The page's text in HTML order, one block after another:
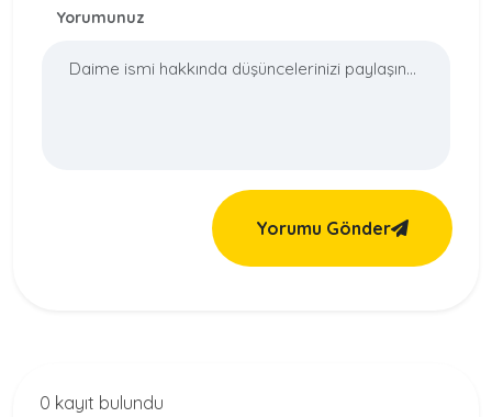
Yorumunuz
Yorumu Gönder
0 kayıt bulundu